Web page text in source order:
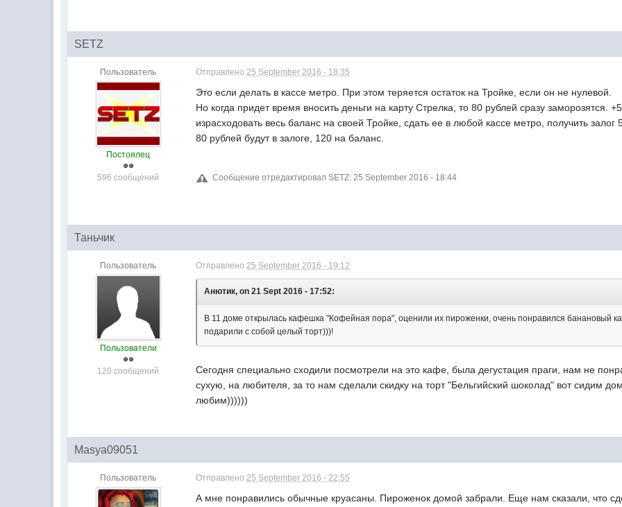
SETZ
Пользователь
Постоялец
596 сообщений
Отправлено25 September 2016 - 18:35
Это если делать в кассе метро. При этом теряется остаток на Тройке, если он не нулевой.
Но когда придет время вносить деньги на карту Стрелка, то 80 рублей сразу заморозятся.
израсходовать весь баланс на своей Тройке, сдать ее в любой кассе метро, получить
80 рублей будут в залоге, 120 на баланс.
Сообщение отредактировал SETZ: 25 September 2016 - 18:44
Таньчик
Пользователь
Пользователи
120 сообщений
Отправлено25 September 2016 - 19:12
Анютик, on 21 Sept 2016 - 17:52:
В 11 доме открылась кафешка "Кофейная пора", оценили их пироженки, очень понравился банановый
подарили с собой целый торт)))!
Сегодня специально сходили посмотрели на это кафе, была дегустация праги, нам не
сухую, на любителя, за то нам сделали скидку на торт "Бельгийский шоколад" вот сидим
любим))))))
Masya09051
Пользователь Отправлено25 September 2016 - 22:55
А мне понравились обычные круасаны. Пироженок домой забрали. Еще нам сказали, что